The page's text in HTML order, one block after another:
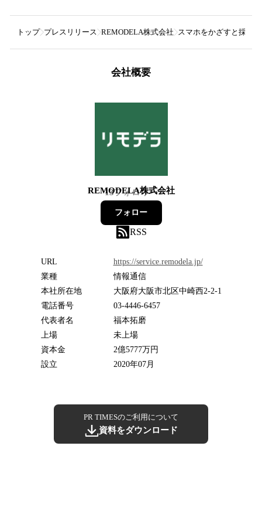
トップ プレスリリース REMODELA株式会社 スマホをかざすと採寸
会社概要
REMODELA株式会社
13フォロワー
フォロー
RSS
URL
https://service.remodela.jp/
業種
情報通信
本社所在地
大阪府大阪市北区中崎西2-2-1
電話番号
03-4446-6457
代表者名
福本拓磨
上場
未上場
資本金
2億5777万円
設立
2020年07月
PR TIMESのご利用について
資料をダウンロード